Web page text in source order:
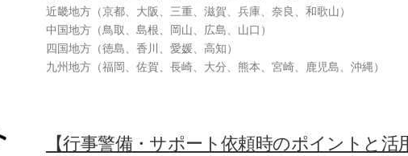
近畿地方（京都、大阪、三重、滋賀、兵庫、奈良、和歌山）
中国地方（鳥取、島根、岡山、広島、山口）
四国地方（徳島、香川、愛媛、高知）
九州地方（福岡、佐賀、長崎、大分、熊本、宮崎、鹿児島、沖縄）
【行事警備・サポート依頼時のポイントと活